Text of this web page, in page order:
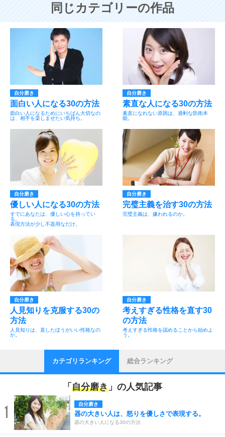
同じカテゴリーの作品
自分磨き
面白い人になる30の方法
面白い人になるためにいちばん大切なの
は、相手を楽しませたい気持ち。
自分磨き
素直な人になる30の方法
素直になれない原因は、過剰な防衛本
能。
自分磨き
優しい人になる30の方法
すでにあなたは、優しい心を持ってい
る。
表現方法が少し不器用なだけ。
自分磨き
完璧主義を治す30の方法
完璧主義は、嫌われるのか。
自分磨き
人見知りを克服する30の
方法
人見知りは、直したほうがいい性格なの
か。
自分磨き
考えすぎる性格を直す30
の方法
考えすぎる性格を認めることから始めよ
う。
カテゴリランキング 総合ランキング
「 自分磨き 」の人気記事
1 自分磨き
器の大きい人は、怒りを優しさで表現する。
器の大きい人になる30の方法